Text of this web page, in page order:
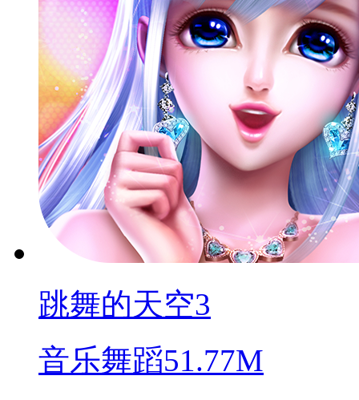
跳舞的天空3
音乐舞蹈51.77M